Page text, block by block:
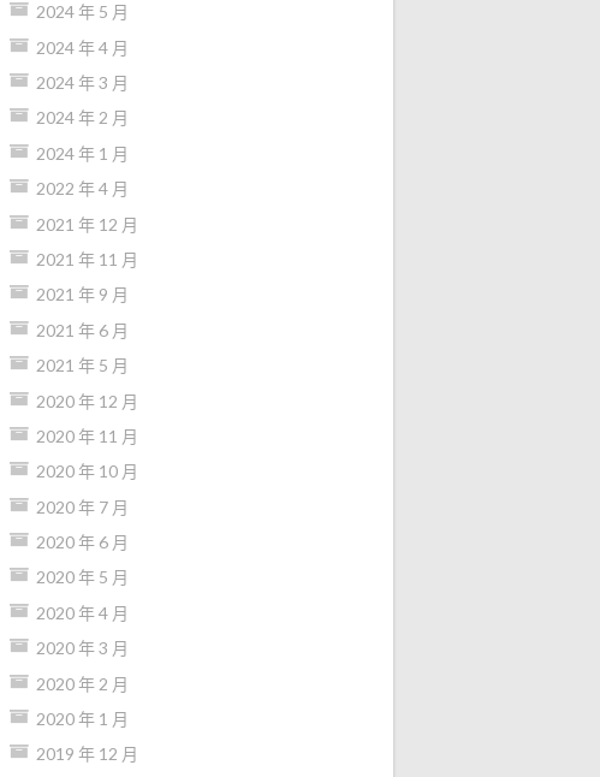
2024 年 5 月
2024 年 4 月
2024 年 3 月
2024 年 2 月
2024 年 1 月
2022 年 4 月
2021 年 12 月
2021 年 11 月
2021 年 9 月
2021 年 6 月
2021 年 5 月
2020 年 12 月
2020 年 11 月
2020 年 10 月
2020 年 7 月
2020 年 6 月
2020 年 5 月
2020 年 4 月
2020 年 3 月
2020 年 2 月
2020 年 1 月
2019 年 12 月